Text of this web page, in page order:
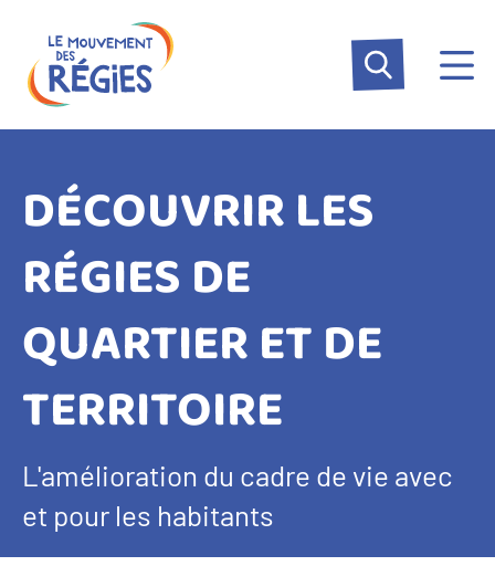
contenu
principal
DÉCOUVRIR LES
RÉGIES DE
QUARTIER ET DE
TERRITOIRE
L'amélioration du cadre de vie avec
et pour les habitants